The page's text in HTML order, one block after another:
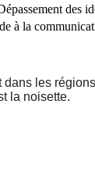
des
à la
les
la noisette.